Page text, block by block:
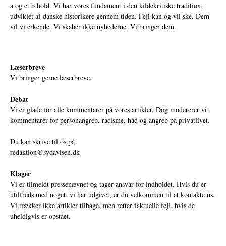
a og et b hold. Vi har vores fundament i den kildekritiske tradition,
udviklet af danske historikere gennem tiden. Fejl kan og vil ske. Dem
vil vi erkende. Vi skaber ikke nyhederne. Vi bringer dem.
Læserbreve
Vi bringer gerne læserbreve.
Debat
Vi er glade for alle kommentarer på vores artikler. Dog modererer vi
kommentarer for personangreb, racisme, had og angreb på privatlivet.
Du kan skrive til os på
redaktion@sydavisen.dk
Klager
Vi er tilmeldt pressenævnet og tager ansvar for indholdet. Hvis du er
utilfreds med noget, vi har udgivet, er du velkommen til at kontakte os.
Vi trækker ikke artikler tilbage, men retter faktuelle fejl, hvis de
uheldigvis er opstået.